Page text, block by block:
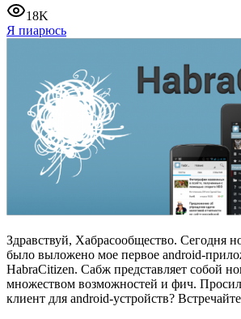
18K
Я пиарюсь
Здравствуй, Хабрасообщество. Сегодня
было выложено мое первое android-
HabraCitizen. Сабж представляет собой
множеством возможностей и фич.
клиент для android-устройств?